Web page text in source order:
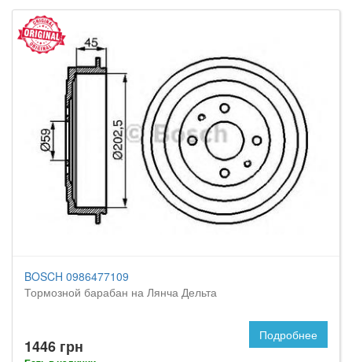
BOSCH 0986477109
Тормозной барабан на Лянча Дельта
1446 грн
Подробнее